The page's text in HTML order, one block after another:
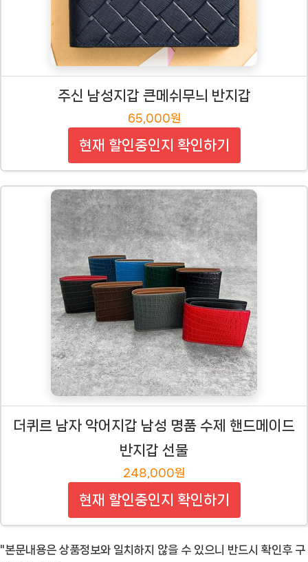
주신 남성지갑 큰메쉬무늬 반지갑
65,000원
현재 할인중인지 확인하기
더퀴르 남자 악어지갑 남성 명품 수제 핸드메이드
반지갑 선물
248,000원
현재 할인중인지 확인하기
"본문내용은 상품정보와 일치하지 않을 수 있으니 반드시 확인후 구